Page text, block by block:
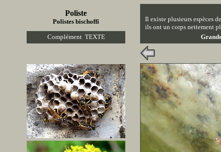
Poliste
Polistes bischoffi
Il existe plusieurs espèces
ils ont un corps nettement
Complément TEXTE